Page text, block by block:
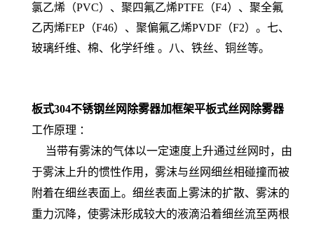
氯乙烯（PVC）、聚四氟乙烯PTFE（F4）、聚全氟
乙丙烯FEP（F46）、聚偏氟乙烯PVDF（F2）。七、
玻璃纤维、棉、化学纤维 。八、铁丝、铜丝等。
板式304不锈钢丝网除雾器加框架平板式丝网除雾器
工作原理 ：
当带有雾沫的气体以一定速度上升通过丝网时，由
于雾沫上升的惯性作用，雾沫与丝网细丝相碰撞而被
附着在细丝表面上。细丝表面上雾沫的扩散、雾沫的
重力沉降，使雾沫形成较大的液滴沿着细丝流至两根